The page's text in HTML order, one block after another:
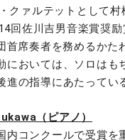
クァルテットとして
回佐川吉男音楽賞奨
首席奏者を務めるかた
においては、ソロは
の指導にあたってい
（ピアノ）
内コンクールで受賞